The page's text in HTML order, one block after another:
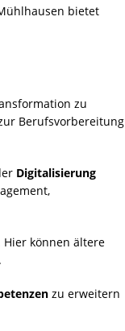
bietet
zu
Berufsvorbereitung
Digitalisierung
können ältere
zu erweitern